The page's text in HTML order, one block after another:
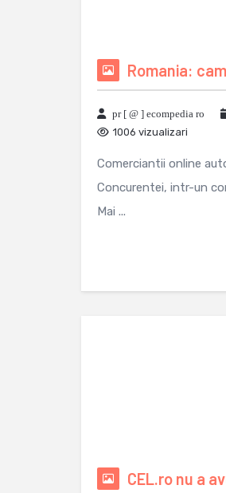
Romania:
pr [ @ ] ecompedia ro
1006 vizualizari
Comerciantii online
Concurentei, intr-un
Mai ...
CEL.ro nu a